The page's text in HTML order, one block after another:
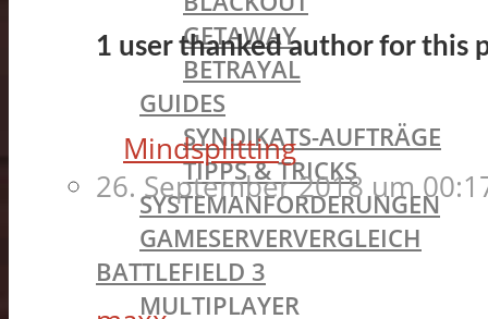
GETAWAY
BETRAYAL
GUIDES
SYNDIKATS-AUFTRÄGE
TIPPS & TRICKS
SYSTEMANFORDERUNGEN
GAMESERVERVERGLEICH
BATTLEFIELD 3
MULTIPLAYER
1 user thanked author for this
Mindsplitting
26. September 2018 um